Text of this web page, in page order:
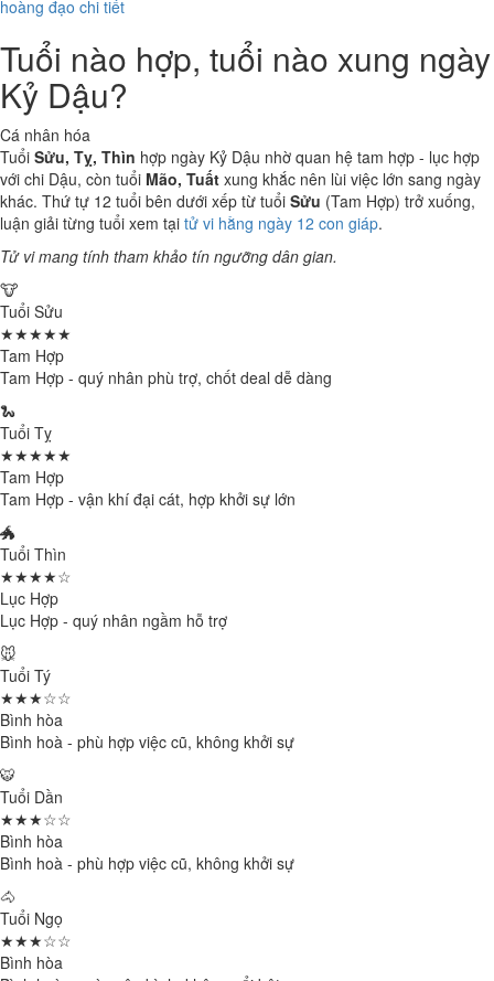
hoàng đạo chi tiết
Tuổi nào hợp, tuổi nào xung ngày
Kỷ Dậu?
Cá nhân hóa
Tuổi Sửu, Tỵ, Thìn hợp ngày Kỷ Dậu nhờ quan hệ tam hợp - lục hợp
với chi Dậu, còn tuổi Mão, Tuất xung khắc nên lùi việc lớn sang ngày
khác. Thứ tự 12 tuổi bên dưới xếp từ tuổi Sửu (Tam Hợp) trở xuống,
luận giải từng tuổi xem tại tử vi hằng ngày 12 con giáp.
Tử vi mang tính tham khảo tín ngưỡng dân gian.
🐮
Tuổi Sửu
★★★★★
Tam Hợp
Tam Hợp - quý nhân phù trợ, chốt deal dễ dàng
🐍
Tuổi Tỵ
★★★★★
Tam Hợp
Tam Hợp - vận khí đại cát, hợp khởi sự lớn
🐲
Tuổi Thìn
★★★★☆
Lục Hợp
Lục Hợp - quý nhân ngầm hỗ trợ
🐭
Tuổi Tý
★★★☆☆
Bình hòa
Bình hoà - phù hợp việc cũ, không khởi sự
🐯
Tuổi Dần
★★★☆☆
Bình hòa
Bình hoà - phù hợp việc cũ, không khởi sự
🐴
Tuổi Ngọ
★★★☆☆
Bình hòa